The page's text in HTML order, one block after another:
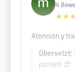
4
Atención y
Übersetzt:
patient 😍